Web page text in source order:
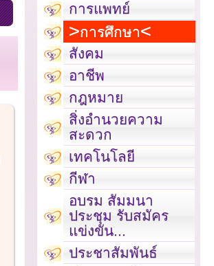
การแพทย์
การศึกษา
สังคม
อาชีพ
กฎหมาย
สิ่งอำนวยความ
สะดวก
เทคโนโลยี
กีฬา
อบรม สัมมนา
ประชุม รับสมัคร
แข่งขัน...
ประชาสัมพันธ์